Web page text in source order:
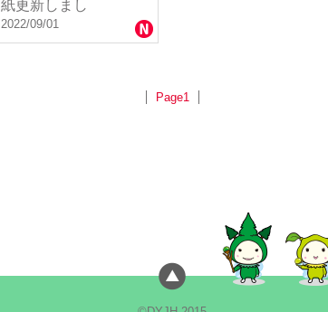
紙更新しまし
2022/09/01
Page1